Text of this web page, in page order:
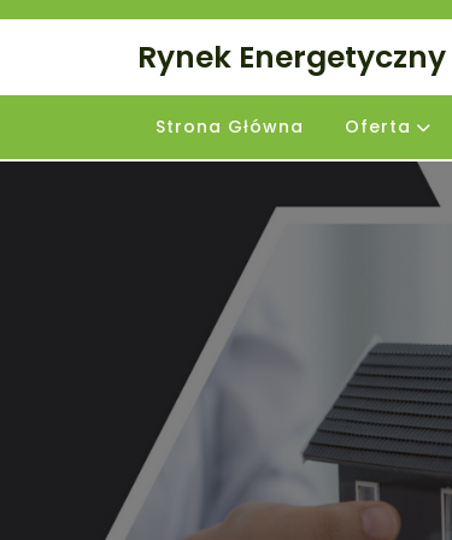
Skip
Rynek Energetyczny
Strona Główna Oferta